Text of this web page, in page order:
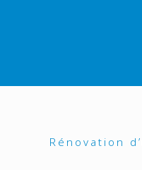
Rénovation